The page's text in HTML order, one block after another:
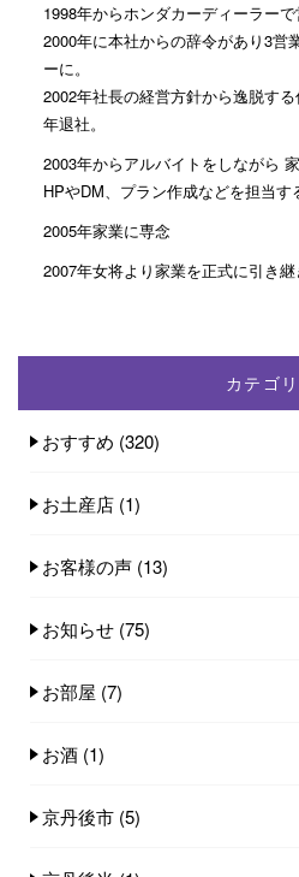
1998年からホンダカーディーラーで
2000年に本社からの辞令があり3営
ーに。
2002年社長の経営方針から逸脱す
年退社。
2003年からアルバイトをしながら
HPやDM、プラン作成などを担当す
2005年家業に専念
2007年女将より家業を正式に引き
カテゴ
おすすめ (320)
お土産店 (1)
お客様の声 (13)
お知らせ (75)
お部屋 (7)
お酒 (1)
京丹後市 (5)